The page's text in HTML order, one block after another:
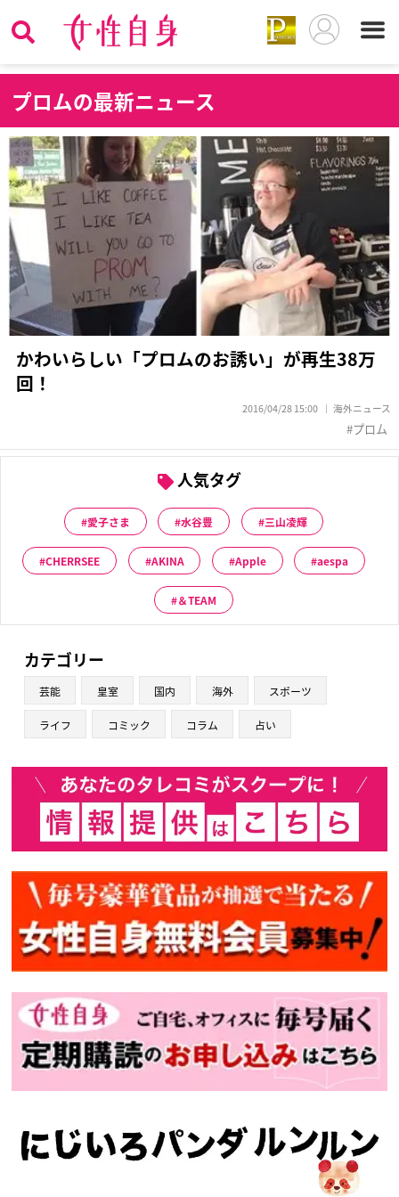
プロムの最新ニュース
かわいらしい「プロムのお誘い」が再生38万
回！
2016/04/28 15:00 海外ニュース
プロム
人気タグ
愛子さま 水谷豊 三山凌輝
CHERRSEE AKINA Apple aespa
＆TEAM
カテゴリー
芸能 皇室 国内 海外 スポーツ
ライフ コミック コラム 占い